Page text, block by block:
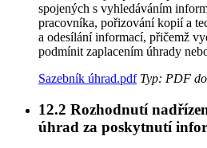
spojených s vyhledáváním
pracovníka, pořizování kopií a
a odesílání informací, přičemž
podmínit zaplacením úhrady
Sazebník úhrad.pdfTyp: PDF
12.2 Rozhodnutí
úhrad za poskytnutí